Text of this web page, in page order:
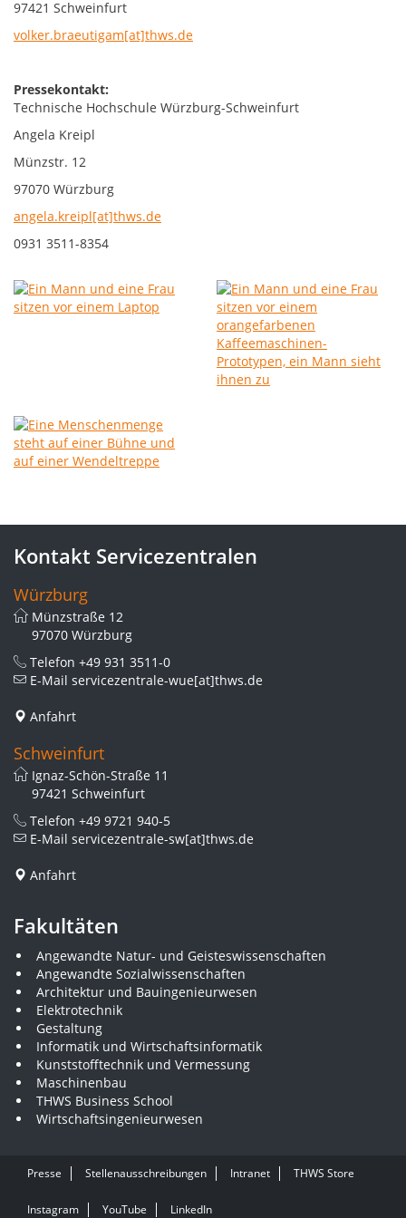
97421 Schweinfurt
volker.braeutigam[at]thws.de
Pressekontakt:
Technische Hochschule Würzburg-Schweinfurt
Angela Kreipl
Münzstr. 12
97070 Würzburg
angela.kreipl[at]thws.de
0931 3511-8354
Kontakt Servicezentralen
Würzburg
Münzstraße 12
97070 Würzburg
Telefon +49 931 3511-0
E-Mail servicezentrale-wue[at]thws.de
Anfahrt
Schweinfurt
Ignaz-Schön-Straße 11
97421 Schweinfurt
Telefon +49 9721 940-5
E-Mail servicezentrale-sw[at]thws.de
Anfahrt
Fakultäten
Angewandte Natur- und Geisteswissenschaften
Angewandte Sozialwissenschaften
Architektur und Bauingenieurwesen
Elektrotechnik
Gestaltung
Informatik und Wirtschaftsinformatik
Kunststofftechnik und Vermessung
Maschinenbau
THWS Business School
Wirtschaftsingenieurwesen
Presse Stellenausschreibungen Intranet THWS Store
Instagram YouTube LinkedIn